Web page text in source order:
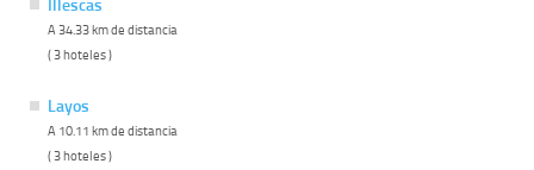
A 34.33 km de distancia
( 3 hoteles )
Layos
A 10.11 km de distancia
( 3 hoteles )